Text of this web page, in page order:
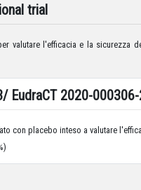
trial
valutare l'efficacia e la
EudraCT 2020-
con placebo inteso a valutare